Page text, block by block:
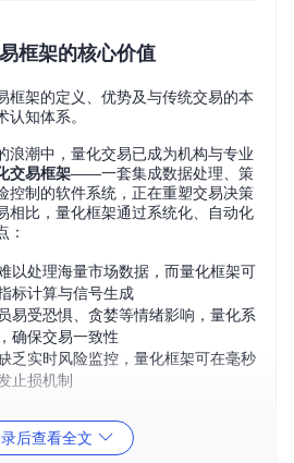
框架的核心价值
框架的定义、优势及与传统交易的本
认知体系。
浪潮中，量化交易已成为机构与专业
交易框架——一套集成数据处理、策
控制的软件系统，正在重塑交易决策
相比，量化框架通过系统化、自动化
：
以处理海量市场数据，而量化框架可
标计算与信号生成
易受恐惧、贪婪等情绪影响，量化系
确保交易一致性
乏实时风险监控，量化框架可在毫秒
止损机制
交易工具，而是一个完整的
据与交易执行，为策略开发者提供从
后查看全文